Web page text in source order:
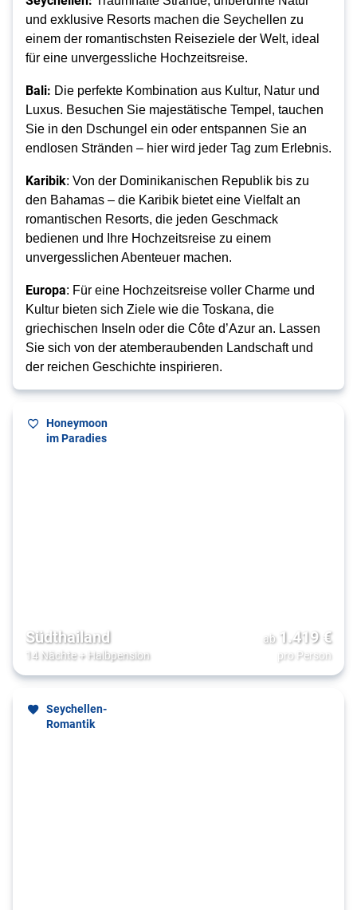
und exklusive Resorts machen die Seychellen zu
einem der romantischsten Reiseziele der Welt, ideal
für eine unvergessliche Hochzeitsreise.
Bali: Die perfekte Kombination aus Kultur, Natur und
Luxus. Besuchen Sie majestätische Tempel, tauchen
Sie in den Dschungel ein oder entspannen Sie an
endlosen Stränden – hier wird jeder Tag zum Erlebnis.
Karibik: Von der Dominikanischen Republik bis zu
den Bahamas – die Karibik bietet eine Vielfalt an
romantischen Resorts, die jeden Geschmack
bedienen und Ihre Hochzeitsreise zu einem
unvergesslichen Abenteuer machen.
Europa: Für eine Hochzeitsreise voller Charme und
Kultur bieten sich Ziele wie die Toskana, die
griechischen Inseln oder die Côte d’Azur an. Lassen
Sie sich von der atemberaubenden Landschaft und
der reichen Geschichte inspirieren.
Honeymoon
im Paradies
Südthailand
14 Nächte+ Halbpension
ab 1.419€
pro Person
Seychellen-
Romantik